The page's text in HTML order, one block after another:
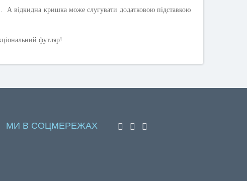
А відкидна кришка може слугувати додатковою підставкою
футляр!
МИ В СОЦМЕРЕЖАХ